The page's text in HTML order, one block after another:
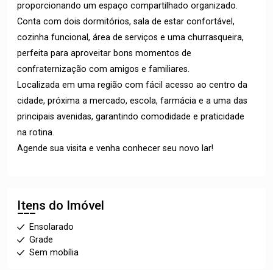
proporcionando um espaço compartilhado organizado.
Conta com dois dormitórios, sala de estar confortável,
cozinha funcional, área de serviços e uma churrasqueira,
perfeita para aproveitar bons momentos de
confraternização com amigos e familiares.
Localizada em uma região com fácil acesso ao centro da
cidade, próxima a mercado, escola, farmácia e a uma das
principais avenidas, garantindo comodidade e praticidade
na rotina.
Agende sua visita e venha conhecer seu novo lar!
Itens do Imóvel
Ensolarado
Grade
Sem mobília